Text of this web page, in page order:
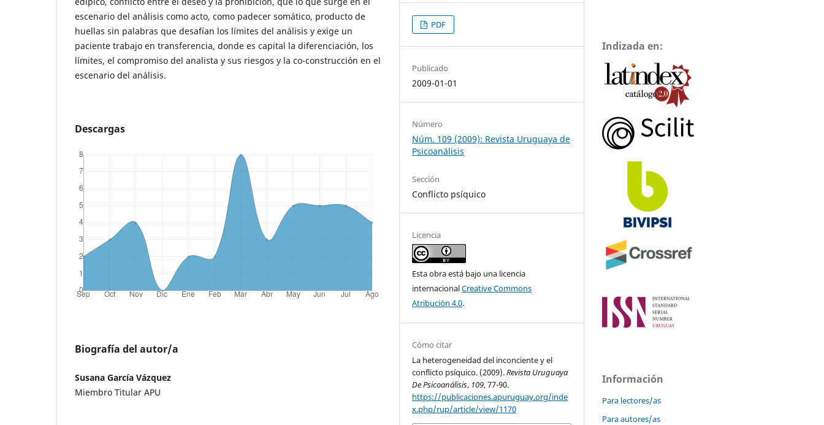
escenario del análisis como acto, como padecer somático, producto de
huellas sin palabras que desafían los límites del análisis y exige un
paciente trabajo en transferencia, donde es capital la diferenciación, los
límites, el compromiso del analista y sus riesgos y la co-construcción en el
escenario del análisis.
Descargas
Biografía del autor/a
Susana García Vázquez
Miembro Titular APU
PDF
Publicado
2009-01-01
Número
Núm. 109 (2009): Revista Uruguaya de
Psicoanálisis
Sección
Conflicto psíquico
Licencia
Esta obra está bajo una licencia
internacionalCreative Commons
Atribución 4.0.
Cómo citar
La heterogeneidad del inconciente y el
conflicto psíquico. (2009).Revista Uruguaya
De Psicoanálisis, 109, 77-90.
https://publicaciones.apuruguay.org/inde
x.php/rup/article/view/1170
Indizada en:
Información
Para lectores/as
Para autores/as